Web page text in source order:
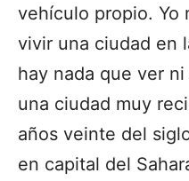
vehículo propio. Yo
vivir una ciudad en
hay nada que ver
una ciudad muy
años veinte del
en capital del